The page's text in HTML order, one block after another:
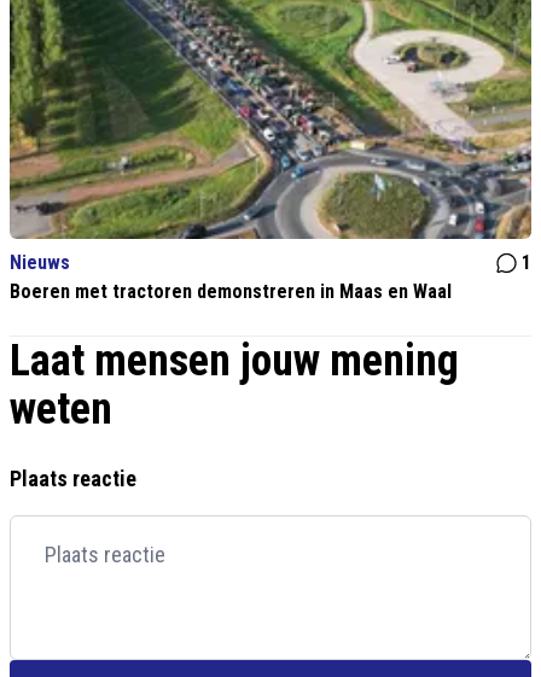
Nieuws
1
Boeren met tractoren demonstreren in Maas en Waal
Laat mensen jouw mening
weten
Plaats reactie